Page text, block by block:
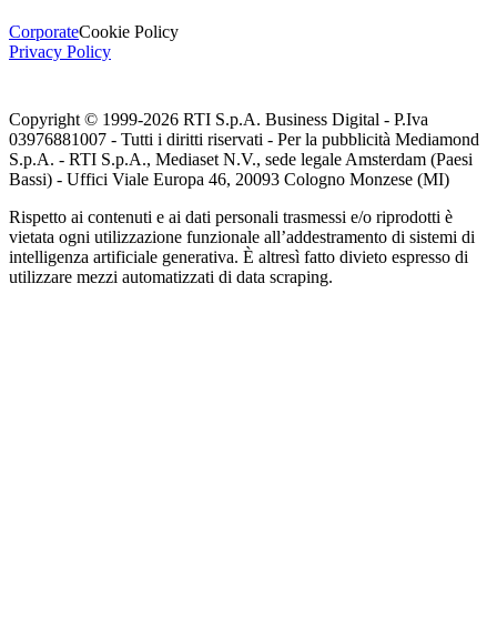
CorporateCookie Policy
Privacy Policy
Copyright © 1999-2026 RTI S.p.A. Business Digital - P.Iva
03976881007 - Tutti i diritti riservati - Per la pubblicità Mediamond
S.p.A. - RTI S.p.A., Mediaset N.V., sede legale Amsterdam (Paesi
Bassi) - Uffici Viale Europa 46, 20093 Cologno Monzese (MI)
Rispetto ai contenuti e ai dati personali trasmessi e/o riprodotti è
vietata ogni utilizzazione funzionale all’addestramento di sistemi di
intelligenza artificiale generativa. È altresì fatto divieto espresso di
utilizzare mezzi automatizzati di data scraping.